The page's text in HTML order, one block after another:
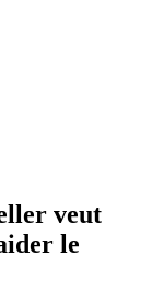
veut
le